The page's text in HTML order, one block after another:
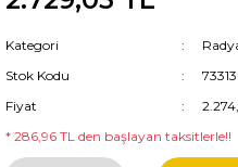
Kategori
Stok Kodu
Fiyat
* 286,96 TL den başlayan taksitlerle!!